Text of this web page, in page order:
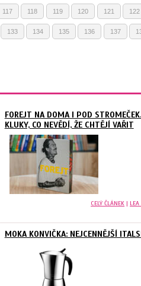
117 118 119 120 121 122
133 134 135 136 137
FOREJT NA DOMA I POD
KLUKY, CO NEVĚDÍ, ŽE CHTĚJÍ VAŘIT
CELÝ ČLÁNEK | LEA
MOKA KONVIČKA: NEJCENNĚJŠÍ